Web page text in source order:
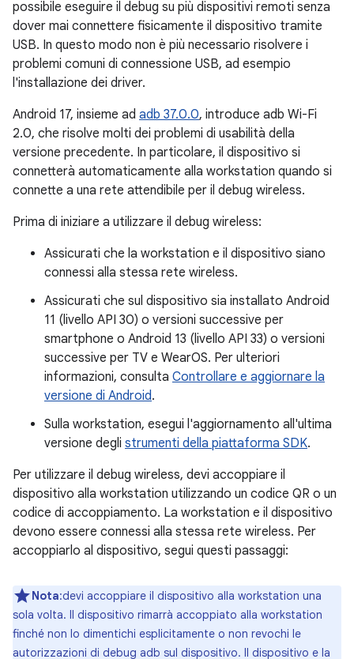
possibile eseguire il debug su più dispositivi remoti senza
dover mai connettere fisicamente il dispositivo tramite
USB. In questo modo non è più necessario risolvere i
problemi comuni di connessione USB, ad esempio
l'installazione dei driver.
Android 17, insieme ad adb 37.0.0, introduce adb Wi-Fi
2.0, che risolve molti dei problemi di usabilità della
versione precedente. In particolare, il dispositivo si
connetterà automaticamente alla workstation quando si
connette a una rete attendibile per il debug wireless.
Prima di iniziare a utilizzare il debug wireless:
Assicurati che la workstation e il dispositivo siano
connessi alla stessa rete wireless.
Assicurati che sul dispositivo sia installato Android
11 (livello API 30) o versioni successive per
smartphone o Android 13 (livello API 33) o versioni
successive per TV e WearOS. Per ulteriori
informazioni, consulta Controllare e aggiornare la
versione di Android.
Sulla workstation, esegui l'aggiornamento all'ultima
versione degli strumenti della piattaforma SDK.
Per utilizzare il debug wireless, devi accoppiare il
dispositivo alla workstation utilizzando un codice QR o un
codice di accoppiamento. La workstation e il dispositivo
devono essere connessi alla stessa rete wireless. Per
accoppiarlo al dispositivo, segui questi passaggi:
Nota:devi accoppiare il dispositivo alla workstation una
sola volta. Il dispositivo rimarrà accoppiato alla workstation
finché non lo dimentichi esplicitamente o non revochi le
autorizzazioni di debug adb sul dispositivo. Il dispositivo e la